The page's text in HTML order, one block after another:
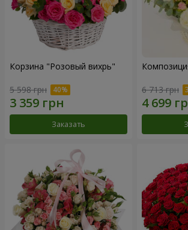
Корзина "Розовый вихрь"
5 598 грн
Заказать
6 713 грн